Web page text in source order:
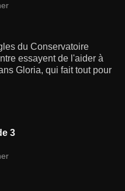
du Conservatoire
essayent de l'aider à
Gloria, qui fait tout pour
3